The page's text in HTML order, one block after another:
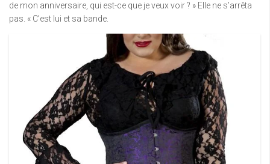
de mon anniversaire, qui est-ce que je veux voir ? » Elle ne s’arrêta
pas. « C’est lui et sa bande.